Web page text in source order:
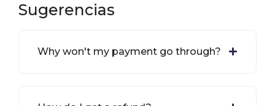
Sugerencias
Why won't my payment go through?